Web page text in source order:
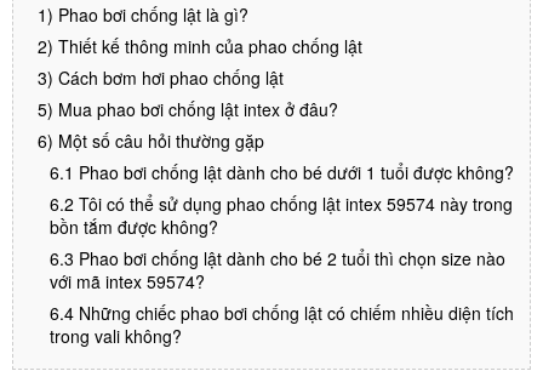
1) Phao bơi chống lật là gì?
2) Thiết kế thông minh của phao chống lật
3) Cách bơm hơi phao chống lật
5) Mua phao bơi chống lật intex ở đâu?
6) Một số câu hỏi thường gặp
6.1 Phao bơi chống lật dành cho bé dưới 1 tuổi được không?
6.2 Tôi có thể sử dụng phao chống lật intex 59574 này trong
bồn tắm được không?
6.3 Phao bơi chống lật dành cho bé 2 tuổi thì chọn size nào
với mã intex 59574?
6.4 Những chiếc phao bơi chống lật có chiếm nhiều diện tích
trong vali không?